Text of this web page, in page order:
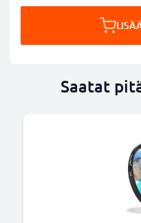
Saatat